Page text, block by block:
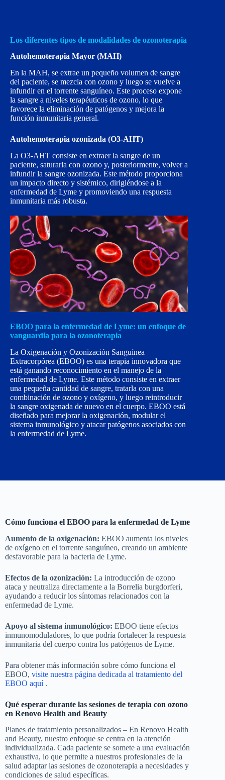
Los diferentes tipos de modalidades de ozonoterapia
Autohemoterapia Mayor (MAH)
En la MAH, se extrae un pequeño volumen de sangre
del paciente, se mezcla con ozono y luego se vuelve a
infundir en el torrente sanguíneo. Este proceso expone
la sangre a niveles terapéuticos de ozono, lo que
favorece la eliminación de patógenos y mejora la
función inmunitaria general.
Autohemoterapia ozonizada (O3-AHT)
La O3-AHT consiste en extraer la sangre de un
paciente, saturarla con ozono y, posteriormente, volver a
infundir la sangre ozonizada. Este método proporciona
un impacto directo y sistémico, dirigiéndose a la
enfermedad de Lyme y promoviendo una respuesta
inmunitaria más robusta.
EBOO para la enfermedad de Lyme: un enfoque de
vanguardia para la ozonoterapia
La Oxigenación y Ozonización Sanguínea
Extracorpórea (EBOO) es una terapia innovadora que
está ganando reconocimiento en el manejo de la
enfermedad de Lyme. Este método consiste en extraer
una pequeña cantidad de sangre, tratarla con una
combinación de ozono y oxígeno, y luego reintroducir
la sangre oxigenada de nuevo en el cuerpo. EBOO está
diseñado para mejorar la oxigenación, modular el
sistema inmunológico y atacar patógenos asociados con
la enfermedad de Lyme.
Cómo funciona el EBOO para la enfermedad de Lyme
Aumento de la oxigenación: EBOO aumenta los niveles
de oxígeno en el torrente sanguíneo, creando un ambiente
desfavorable para la bacteria de Lyme.
Efectos de la ozonización: La introducción de ozono
ataca y neutraliza directamente a la Borrelia burgdorferi,
ayudando a reducir los síntomas relacionados con la
enfermedad de Lyme.
Apoyo al sistema inmunológico: EBOO tiene efectos
inmunomoduladores, lo que podría fortalecer la respuesta
inmunitaria del cuerpo contra los patógenos de Lyme.
Para obtener más información sobre cómo funciona el
EBOO, visite nuestra página dedicada al tratamiento del
EBOO aquí .
Qué esperar durante las sesiones de terapia con ozono
en Renovo Health and Beauty
Planes de tratamiento personalizados – En Renovo Health
and Beauty, nuestro enfoque se centra en la atención
individualizada. Cada paciente se somete a una evaluación
exhaustiva, lo que permite a nuestros profesionales de la
salud adaptar las sesiones de ozonoterapia a necesidades y
condiciones de salud específicas.